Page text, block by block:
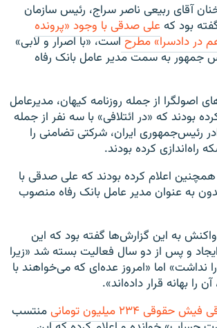
آقای ربیعی ناصر سراج، رئیس سازمان
بود که علی صدقی با وجود «پرونده
در دادسرا» مطرحاست، «با اصرار و لابی»
جمهور به سمت مدیر عامل بانک رفاه
اصولگرا از جمله روزنامه کیهان، مدیرعامل
بودند که «در ائتلافی» با سه نفر از جمله
رئیس‌جمهوری ایران، شرکتی تضامنی را
راه‌اندازی کرده بودند.
همچنین اعلام کرده بودند که علی صدقی با
به عنوان مدیر عامل بانک رفاه منصوب
به این گزارش‌ها گفته بود که این
صرافی در سال ۹۰ ایجاد و پس از دو سال فعالیت بسته شد «زیرا
را نداشت» اما «امروز عده‌ای که می‌خواهند با
را بهانه قرار داده‌اند».
حقوقی ۲۳۴ میلیون تومانی
منتسب